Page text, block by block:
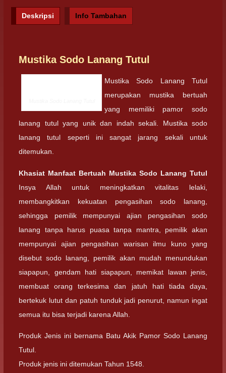
Deskripsi Info Tambahan
Mustika Sodo Lanang Tutul
Mustika Sodo Lanang Tutul
merupakan mustika bertuah
yang memiliki pamor sodo
lanang tutul yang unik dan indah sekali. Mustika sodo
lanang tutul seperti ini sangat jarang sekali untuk
ditemukan.
Khasiat Manfaat Bertuah Mustika Sodo Lanang Tutul
Insya Allah untuk meningkatkan vitalitas lelaki,
membangkitkan kekuatan pengasihan sodo lanang,
sehingga pemilik mempunyai ajian pengasihan sodo
lanang tanpa harus puasa tanpa mantra, pemilik akan
mempunyai ajian pengasihan warisan ilmu kuno yang
disebut sodo lanang, pemilik akan mudah menundukan
siapapun, gendam hati siapapun, memikat lawan jenis,
membuat orang terkesima dan jatuh hati tiada daya,
bertekuk lutut dan patuh tunduk jadi penurut, namun ingat
semua itu bisa terjadi karena Allah.
Produk Jenis ini bernama Batu Akik Pamor Sodo Lanang
Tutul.
Produk jenis ini ditemukan Tahun 1548.